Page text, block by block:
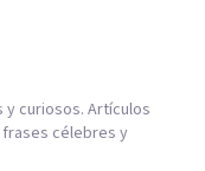
curiosos. Artículos
célebres y